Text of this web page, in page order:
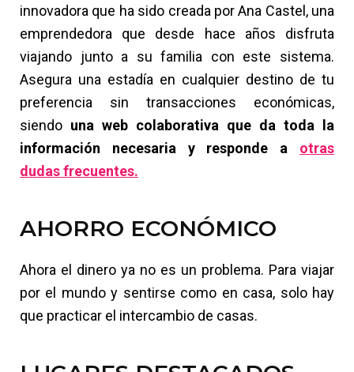
innovadora que ha sido creada por Ana Castel, una
emprendedora que desde hace años disfruta
viajando junto a su familia con este sistema.
Asegura una estadía en cualquier destino de tu
preferencia sin transacciones económicas,
siendo una web colaborativa que da toda la
información necesaria y responde a otras
dudas frecuentes.
AHORRO ECONÓMICO
Ahora el dinero ya no es un problema. Para viajar
por el mundo y sentirse como en casa, solo hay
que practicar el intercambio de casas.